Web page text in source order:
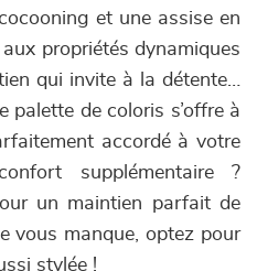
et une assise en
propriétés dynamiques
qui invite à la détente…
palette de coloris s’offre à
accordé à votre
supplémentaire ?
un maintien parfait de
vous manque, optez pour
stylée !